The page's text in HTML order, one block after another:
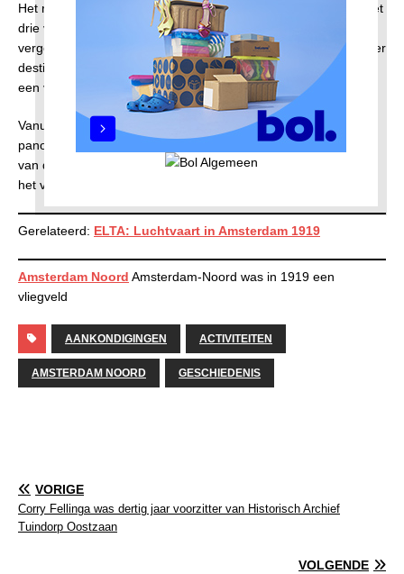
Het rijke luchtvaartverleden van dit stadsdeel, eens bezaaid met
drie vliegvelden en de prestigieuze Fokkerfabriek, lijkt nu een
vergeten hoofdstuk in de geschiedenis. Hoe zou de omgeving er
destijds hebben uitgezien? Woont u wellicht op het terrein van
een voormalig vliegveld?
Vanuit de ramen van het hotel kunnen gasten hetzelfde
panoramische uitzicht ervaren op Disteldorp als de bezoekers
van de ELTA dat deden in 1919, waardoor een connectie met
het verleden tastbaar wordt.
Gerelateerd: ELTA: Luchtvaart in Amsterdam 1919
Amsterdam Noord Amsterdam-Noord was in 1919 een
vliegveld
AANKONDIGINGEN ACTIVITEITEN
AMSTERDAM NOORD GESCHIEDENIS
VORIGE
Corry Fellinga was dertig jaar voorzitter van Historisch Archief
Tuindorp Oostzaan
VOLGENDE